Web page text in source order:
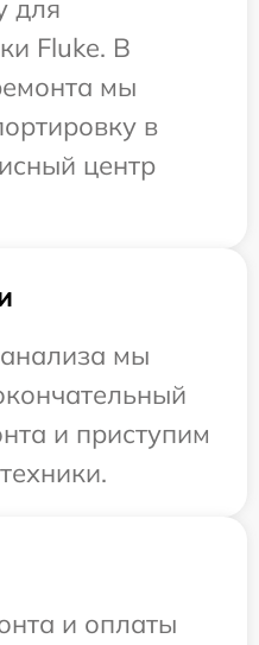
для
Fluke. В
мы
в
центр
мы
и приступим
и оплаты